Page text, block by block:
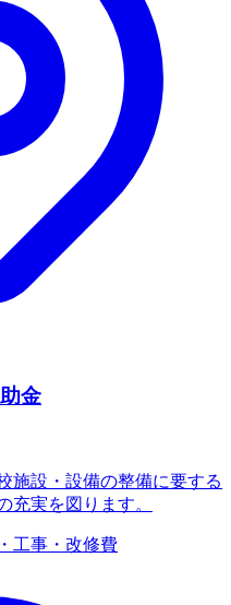
金
施設・設備の整備に要する
充実を図ります。
工事・改修費